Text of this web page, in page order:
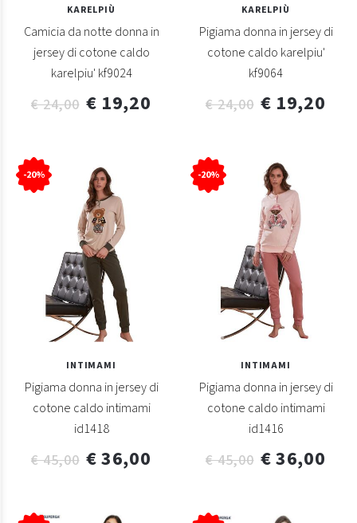
KARELPIÙ
Camicia da notte donna in
jersey di cotone caldo
karelpiu' kf9024
€ 24,00 € 19,20
KARELPIÙ
Pigiama donna in jersey di
cotone caldo karelpiu'
kf9064
€ 24,00 € 19,20
-20%
INTIMAMI
Pigiama donna in jersey di
cotone caldo intimami
id1418
€ 45,00 € 36,00
-20%
INTIMAMI
Pigiama donna in jersey di
cotone caldo intimami
id1416
€ 45,00 € 36,00